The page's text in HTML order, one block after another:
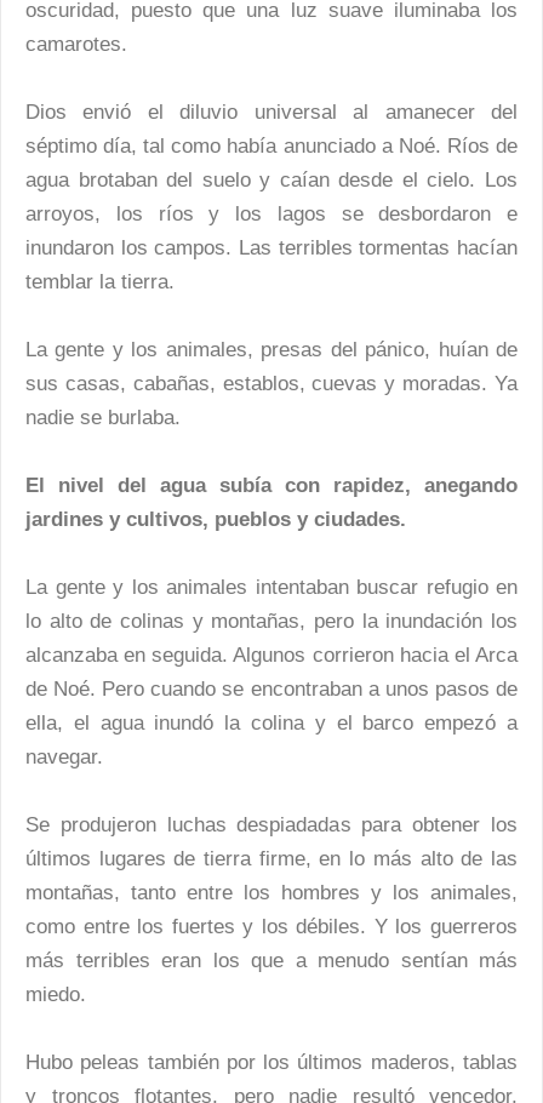
oscuridad, puesto que una luz suave iluminaba los
camarotes.
Dios envió el diluvio universal al amanecer del
séptimo día, tal como había anunciado a Noé. Ríos de
agua brotaban del suelo y caían desde el cielo. Los
arroyos, los ríos y los lagos se desbordaron e
inundaron los campos. Las terribles tormentas hacían
temblar la tierra.
La gente y los animales, presas del pánico, huían de
sus casas, cabañas, establos, cuevas y moradas. Ya
nadie se burlaba.
El nivel del agua subía con rapidez, anegando
jardines y cultivos, pueblos y ciudades.
La gente y los animales intentaban buscar refugio en
lo alto de colinas y montañas, pero la inundación los
alcanzaba en seguida. Algunos corrieron hacia el Arca
de Noé. Pero cuando se encontraban a unos pasos de
ella, el agua inundó la colina y el barco empezó a
navegar.
Se produjeron luchas despiadadas para obtener los
últimos lugares de tierra firme, en lo más alto de las
montañas, tanto entre los hombres y los animales,
como entre los fuertes y los débiles. Y los guerreros
más terribles eran los que a menudo sentían más
miedo.
Hubo peleas también por los últimos maderos, tablas
y troncos flotantes, pero nadie resultó vencedor.